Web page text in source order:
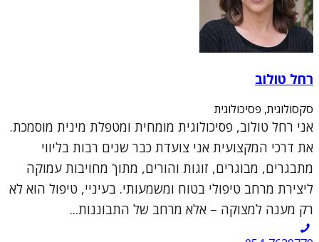
רחל טולוב
סקסולוגית, פסיכולוגית
אני רחל טולוב, פסיכולוגית מומחית ומטפלת מינית מוסמכת.
את דרכי המקצועית אני צועדת כבר שנים רבות בליווי
מתבגרים, מבוגרים, זוגות והורים, מתוך מחויבות עמוקה
ליצירת מרחב טיפולי בטוח ומשמעותי. בעיניי, טיפול הוא לא
רק מענה למצוקה – אלא מרחב של התבוננות...